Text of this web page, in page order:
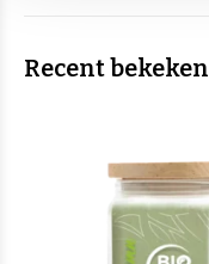
Recent bekeken